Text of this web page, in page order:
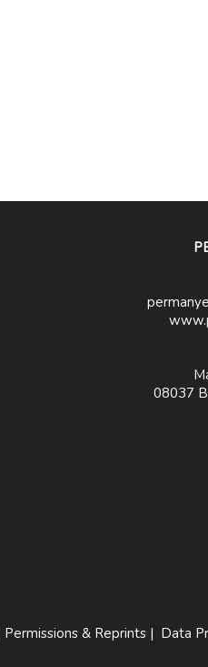
08037
Permissions & Reprints| Data